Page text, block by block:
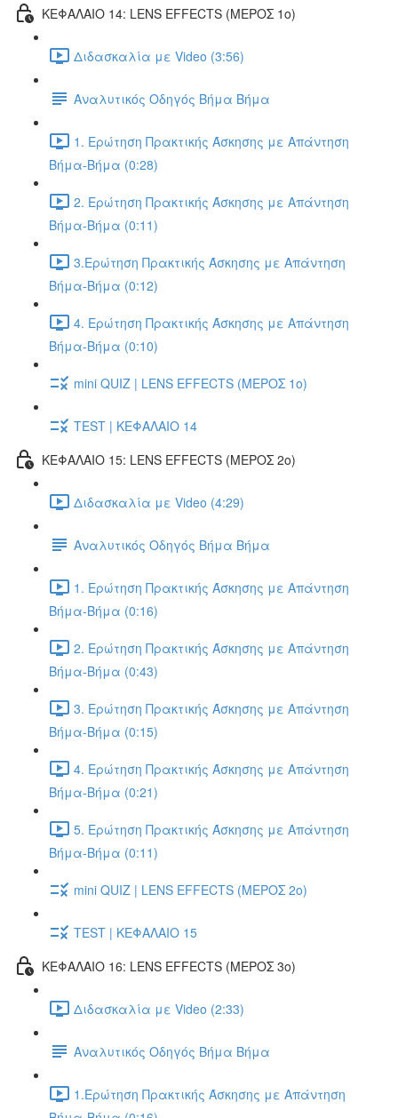
ΚΕΦΑΛΑΙΟ 14: LENS EFFECTS (ΜΕΡΟΣ 1ο)
Διδασκαλία με Video (3:56)
Αναλυτικός Οδηγός Βήμα Βήμα
1. Ερώτηση Πρακτικής Άσκησης με Απάντηση
Βήμα-Βήμα (0:28)
2. Ερώτηση Πρακτικής Άσκησης με Απάντηση
Βήμα-Βήμα (0:11)
3.Ερώτηση Πρακτικής Άσκησης με Απάντηση
Βήμα-Βήμα (0:12)
4. Ερώτηση Πρακτικής Άσκησης με Απάντηση
Βήμα-Βήμα (0:10)
mini QUIZ | LENS EFFECTS (ΜΕΡΟΣ 1ο)
TEST | ΚΕΦΑΛΑΙΟ 14
ΚΕΦΑΛΑΙΟ 15: LENS EFFECTS (ΜΕΡΟΣ 2o)
Διδασκαλία με Video (4:29)
Αναλυτικός Οδηγός Βήμα Βήμα
1. Ερώτηση Πρακτικής Άσκησης με Απάντηση
Βήμα-Βήμα (0:16)
2. Ερώτηση Πρακτικής Άσκησης με Απάντηση
Βήμα-Βήμα (0:43)
3. Ερώτηση Πρακτικής Άσκησης με Απάντηση
Βήμα-Βήμα (0:15)
4. Ερώτηση Πρακτικής Άσκησης με Απάντηση
Βήμα-Βήμα (0:21)
5. Ερώτηση Πρακτικής Άσκησης με Απάντηση
Βήμα-Βήμα (0:11)
mini QUIZ | LENS EFFECTS (ΜΕΡΟΣ 2o)
TEST | ΚΕΦΑΛΑΙΟ 15
ΚΕΦΑΛΑΙΟ 16: LENS EFFECTS (ΜΕΡΟΣ 3o)
Διδασκαλία με Video (2:33)
Αναλυτικός Οδηγός Βήμα Βήμα
1.Ερώτηση Πρακτικής Άσκησης με Απάντηση